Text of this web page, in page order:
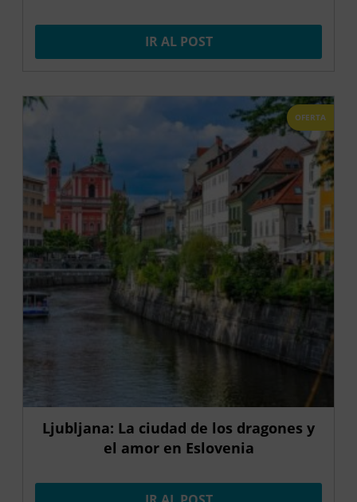
IR AL POST
OFERTA
Ljubljana: La ciudad de los dragones y
el amor en Eslovenia